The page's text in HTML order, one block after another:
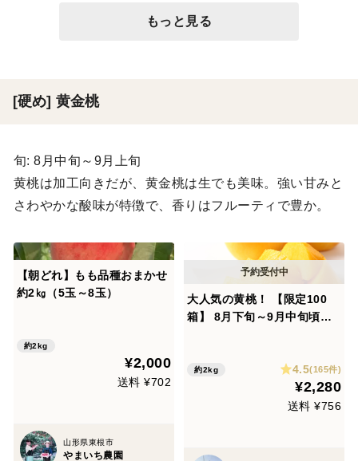
もっと見る
[硬め] 黄金桃
旬: 8月中旬～9月上旬
黄桃は加工向きだが、黄金桃は生でも美味。強い甘みと
さわやかな酸味が特徴で、香りはフルーティで豊か。
【朝どれ】もも品種おまかせ
約2㎏（5玉～8玉）
約2kg
¥2,000
送料 ¥702
山形県東根市
やまいち農園
大人気の黄桃！ 【限定100
箱】 8月下旬～9月中旬頃発
1-01
約2kg 4.5(165件)
¥2,280
送料 ¥756